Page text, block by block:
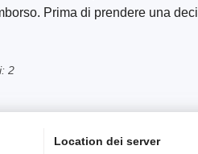
Prima di prendere una
2
Location dei server